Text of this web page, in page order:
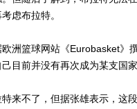
虑布拉特。
篮球网站《Eurobasket》撰
目前并没有再次成为某支国家
不了，但据张雄表示，这段